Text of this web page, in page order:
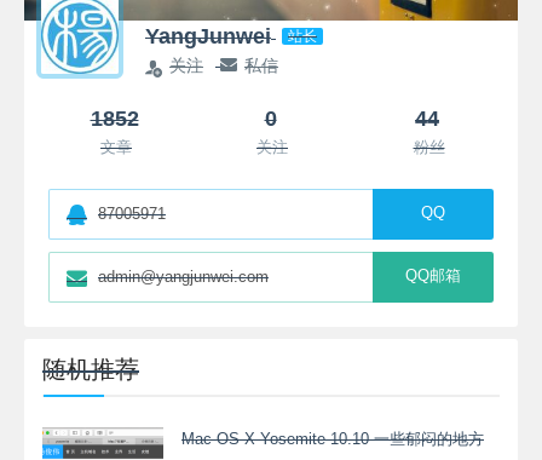
YangJunwei 站长
关注 私信
1852
文章
0
关注
44
粉丝
87005971 QQ
admin@yangjunwei.com QQ邮箱
随机推荐
Mac OS X Yosemite 10.10 一些郁闷的地方